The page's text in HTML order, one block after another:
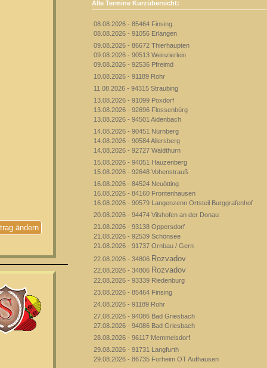
ändern
Alle Termine Kurzübersicht:
08.08.2026 - 85464 Finsing
08.08.2026 - 91056 Erlangen
09.08.2026 - 86672 Thierhaupten
09.08.2026 - 90513 Weinzierlein
09.08.2026 - 92536 Pfreimd
10.08.2026 - 91189 Rohr
11.08.2026 - 94315 Straubing
13.08.2026 - 91099 Poxdorf
13.08.2026 - 92696 Flossenbürg
13.08.2026 - 94501 Aidenbach
14.08.2026 - 90451 Nürnberg
14.08.2026 - 90584 Allersberg
14.08.2026 - 92727 Waldthurn
15.08.2026 - 94051 Hauzenberg
15.08.2026 - 92648 Vohenstrauß
16.08.2026 - 84524 Neuötting
16.08.2026 - 84160 Frontenhausen
16.08.2026 - 90579 Langenzenn Ortsteil Burggrafenhof
20.08.2026 - 94474 Vilshofen an der Donau
21.08.2026 - 93138 Oppersdorf
21.08.2026 - 92539 Schönsee
21.08.2026 - 91737 Ornbau / Gern
22.08.2026 - 34806 Rozvadov
22.08.2026 - 34806 Rozvadov
22.08.2026 - 93339 Riedenburg
23.08.2026 - 85464 Finsing
24.08.2026 - 91189 Rohr
27.08.2026 - 94086 Bad Griesbach
27.08.2026 - 94086 Bad Griesbach
28.08.2026 - 96117 Memmelsdorf
29.08.2026 - 91731 Langfurth
29.08.2026 - 86735 Forheim OT Aufhausen